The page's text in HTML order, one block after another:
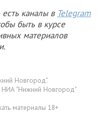
каналы в Telegram
быть в курсе
материалов
Новгород".
НИА "Нижний Новгород"
материалы 18+